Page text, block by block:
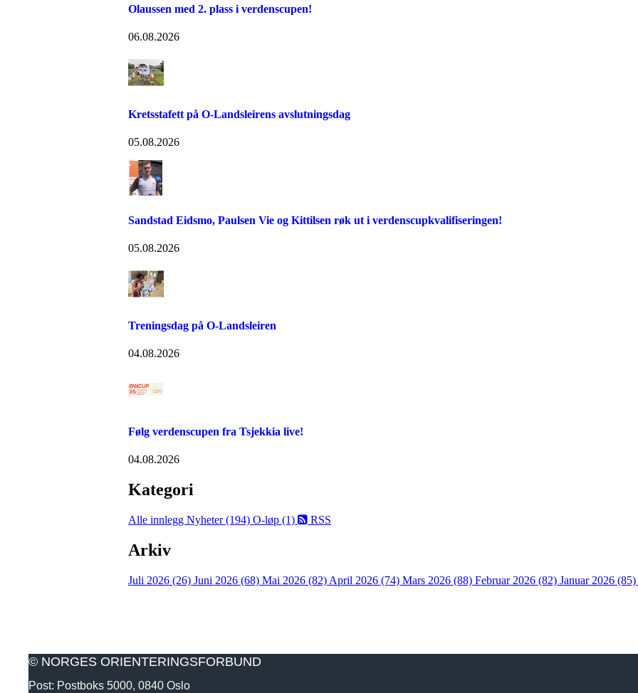
Olaussen med 2. plass i verdenscupen!
06.08.2026
Kretsstafett på O-Landsleirens avslutningsdag
05.08.2026
Sandstad Eidsmo, Paulsen Vie og Kittilsen røk ut i verdenscupkvalifiseringen!
05.08.2026
Treningsdag på O-Landsleiren
04.08.2026
Følg verdenscupen fra Tsjekkia live!
04.08.2026
Kategori
Alle innlegg Nyheter (194) O-løp (1) RSS
Arkiv
Juli 2026 (26) Juni 2026 (68) Mai 2026 (82) April 2026 (74) Mars 2026 (88) Februar 2026 (82) Januar 2026 (85)
© NORGES ORIENTERINGSFORBUND
Post: Postboks 5000, 0840 Oslo